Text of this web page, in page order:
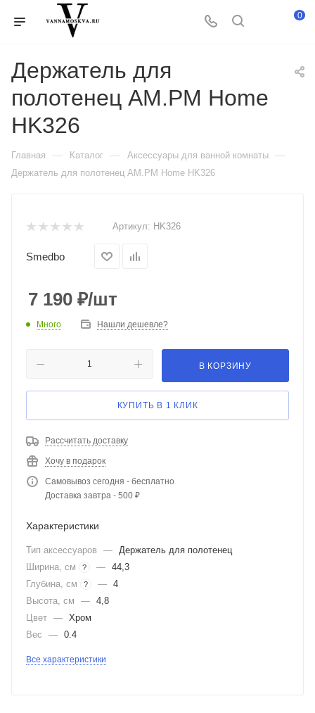
0
Держатель для
полотенец AM.PM Home
HK326
Главная — Каталог — Аксессуары для ванной комнаты —
Держатель для полотенец AM.PM Home HK326
Артикул: HK326
Smedbo
7 190 ₽/шт
Много Нашли дешевле?
В КОРЗИНУ
КУПИТЬ В 1 КЛИК
Рассчитать доставку
Хочу в подарок
Самовывоз сегодня - бесплатно
Доставка завтра - 500 ₽
Характеристики
Тип аксессуаров — Держатель для полотенец
Ширина, см
? — 44,3
Глубина, см
? — 4
Высота, см
— 4,8
Цвет — Хром
Вес
— 0.4
Все характеристики